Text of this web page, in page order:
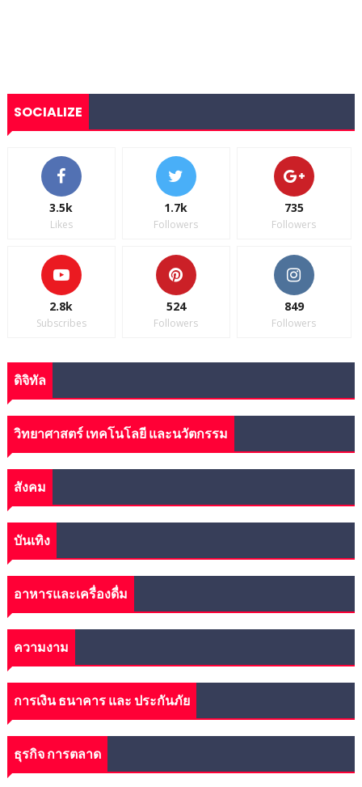
SOCIALIZE
3.5k
Likes
1.7k
Followers
735
Followers
2.8k
Subscribes
524
Followers
849
Followers
ดิจิทัล
วิทยาศาสตร์ เทคโนโลยี และนวัตกรรม
สังคม
บันเทิง
อาหารและเครื่องดื่ม
ความงาม
การเงิน ธนาคาร และ ประกันภัย
ธุรกิจ การตลาด